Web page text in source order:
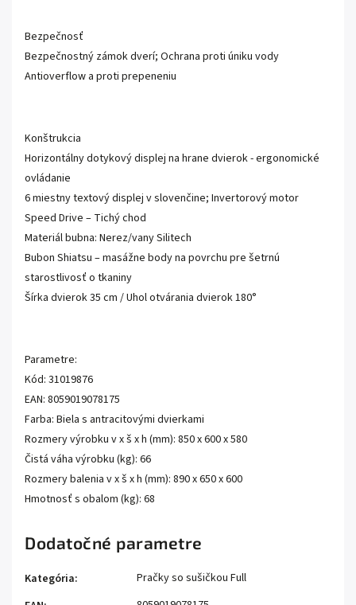
Bezpečnosť
Bezpečnostný zámok dverí; Ochrana proti úniku vody
Antioverflow a proti prepeneniu
Konštrukcia
Horizontálny dotykový displej na hrane dvierok - ergonomické
ovládanie
6 miestny textový displej v slovenčine; Invertorový motor
Speed ​​Drive – Tichý chod
Materiál bubna: Nerez/vany Silitech
Bubon Shiatsu – masážne body na povrchu pre šetrnú
starostlivosť o tkaniny
Šírka dvierok 35 cm / Uhol otvárania dvierok 180°
Parametre:
Kód: 31019876
EAN: 8059019078175
Farba: Biela s antracitovými dvierkami
Rozmery výrobku v x š x h (mm): 850 x 600 x 580
Čistá váha výrobku (kg): 66
Rozmery balenia v x š x h (mm): 890 x 650 x 600
Hmotnosť s obalom (kg): 68
Dodatočné parametre
Kategória:
Pračky so sušičkou Full